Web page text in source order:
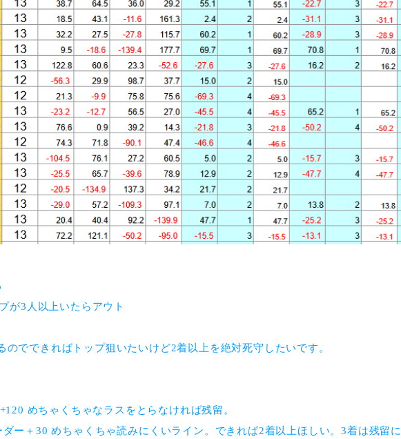
が3人以上いたらアウト
でできればトップ狙いたいけど2着以上を絶対死守したいです。
めちゃくちゃなラスをとらなければ残留。
ー＋30 めちゃくちゃ読みにくいライン。できれば2着以上ほしい。3着は残留に